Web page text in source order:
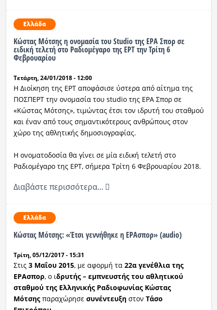
Ελλάδα
Κώστας Μότσης η ονομασία του Studio της ΕΡΑ Σπορ σε
ειδική τελετή στο Ραδιομέγαρο της ΕΡΤ την Τρίτη 6
Φεβρουαρίου
Τετάρτη, 24/01/2018 - 12:00
Η Διοίκηση της ΕΡΤ αποφάσισε ύστερα από αίτημα της
ΠΟΣΠΕΡΤ την ονομασία του studio της ΕΡΑ Σπορ σε
«Κώστας Μότσης», τιμώντας έτσι τον ιδρυτή του σταθμού
και έναν από τους σημαντικότερους ανθρώπους στον
χώρο της αθλητικής δημοσιογραφίας.
Η ονοματοδοσία θα γίνει σε μία ειδική τελετή στο
Ραδιομέγαρο της ΕΡΤ, σήμερα Τρίτη 6 Φεβρουαρίου 2018.
Διαβάστε περισσότερα...
Ελλάδα
Κώστας Μότσης: «Έτσι γεννήθηκε η ΕΡΑσπορ» (audio)
Τρίτη, 05/12/2017 - 15:31
Στις 3 Μαΐου 2015, με αφορμή τα 22α γενέθλια της
ΕΡΑσπορ, ο ιδρυτής – εμπνευστής του αθλητικού
σταθμού της Ελληνικής Ραδιοφωνίας Κώστας
Μότσηςπαραχώρησε συνέντευξηστον Τάσο